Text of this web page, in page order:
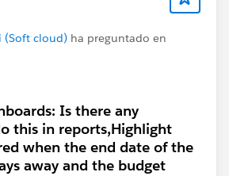
(Soft cloud) ha preguntado en
Is there any
this in reports,Highlight
when the end date of the
away and the budget